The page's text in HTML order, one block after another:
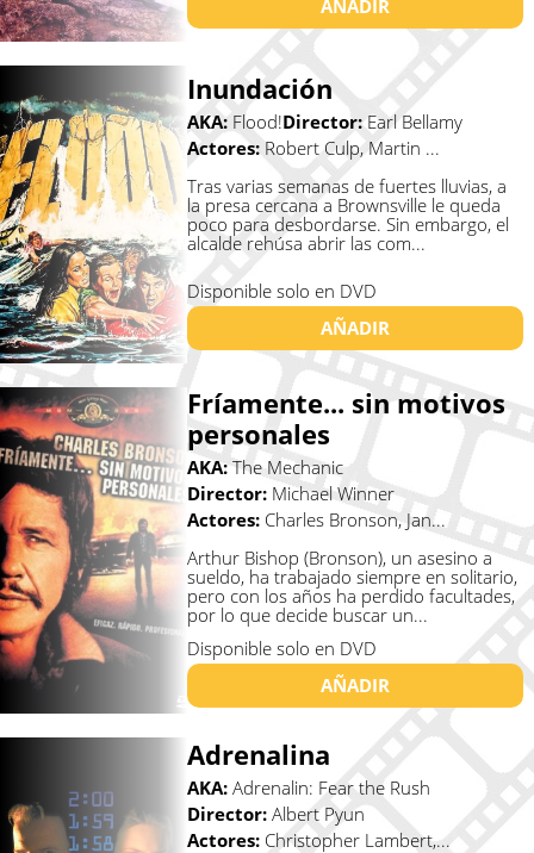
AÑADIR
Inundación
AKA: Flood!Director: Earl Bellamy
Actores: Robert Culp, Martin ...
Tras varias semanas de fuertes lluvias, a
la presa cercana a Brownsville le queda
poco para desbordarse. Sin embargo, el
alcalde rehúsa abrir las com...
Disponible solo en DVD
AÑADIR
Fríamente... sin motivos
personales
AKA: The Mechanic
Director: Michael Winner
Actores: Charles Bronson, Jan...
Arthur Bishop (Bronson), un asesino a
sueldo, ha trabajado siempre en solitario,
pero con los años ha perdido facultades,
por lo que decide buscar un...
Disponible solo en DVD
AÑADIR
Adrenalina
AKA: Adrenalin: Fear the Rush
Director: Albert Pyun
Actores: Christopher Lambert,...